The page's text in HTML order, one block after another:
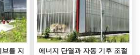
를 지
에너지 단열과 자동 기후 조절